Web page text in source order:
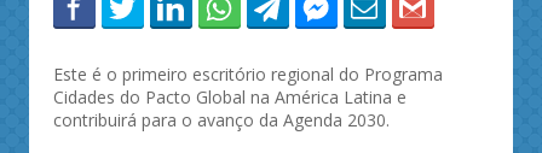
Este é o primeiro escritório regional do Programa
Cidades do Pacto Global na América Latina e
contribuirá para o avanço da Agenda 2030.